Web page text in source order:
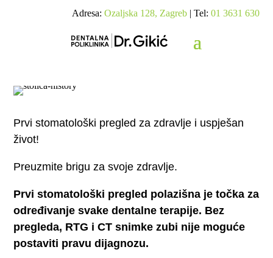
Adresa: Ozaljska 128, Zagreb| Tel: 01 3631 630
Prvi stomatološki pregled za zdravlje i uspješan
život!
Preuzmite brigu za svoje zdravlje.
Prvi stomatološki pregled polazišna je točka za
određivanje svake dentalne terapije. Bez
pregleda, RTG i CT snimke zubi nije moguće
postaviti pravu dijagnozu.